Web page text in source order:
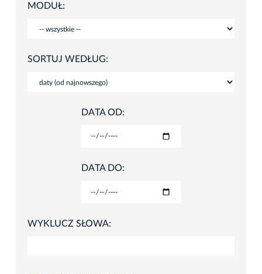
MODUŁ:
SORTUJ WEDŁUG:
DATA OD:
DATA DO:
WYKLUCZ SŁOWA: